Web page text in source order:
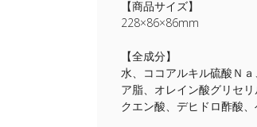
【商品サイズ】
228×86×86mm
【全成分】
水、ココアルキル硫酸Ｎ
ア脂、オレイン酸グリセ
クエン酸、デヒドロ酢酸